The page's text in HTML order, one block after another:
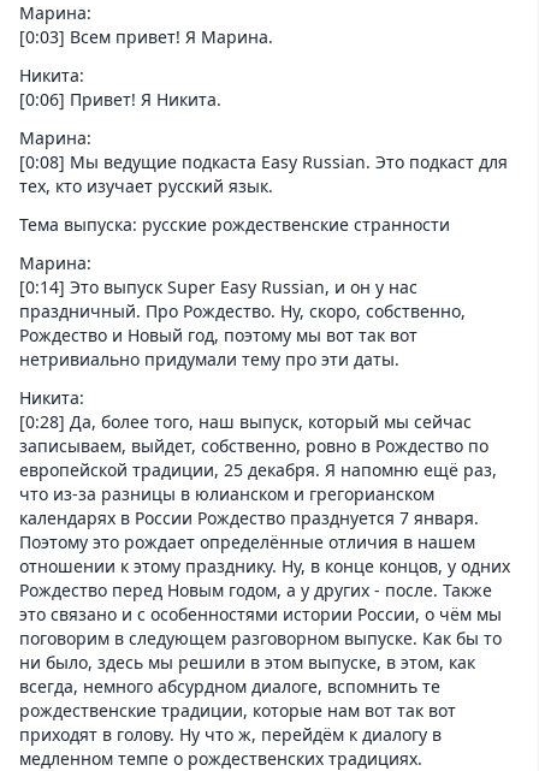
Марина:
[0:03] Всем привет! Я Марина.
Никита:
[0:06] Привет! Я Никита.
Марина:
[0:08] Мы ведущие подкаста Easy Russian. Это подкаст для
тех, кто изучает русский язык.
Тема выпуска: русские рождественские странности
Марина:
[0:14] Это выпуск Super Easy Russian, и он у нас
праздничный. Про Рождество. Ну, скоро, собственно,
Рождество и Новый год, поэтому мы вот так вот
нетривиально придумали тему про эти даты.
Никита:
[0:28] Да, более того, наш выпуск, который мы сейчас
записываем, выйдет, собственно, ровно в Рождество по
европейской традиции, 25 декабря. Я напомню ещё раз,
что из-за разницы в юлианском и грегорианском
календарях в России Рождество празднуется 7 января.
Поэтому это рождает определённые отличия в нашем
отношении к этому празднику. Ну, в конце концов, у одних
Рождество перед Новым годом, а у других - после. Также
это связано и с особенностями истории России, о чём мы
поговорим в следующем разговорном выпуске. Как бы то
ни было, здесь мы решили в этом выпуске, в этом, как
всегда, немного абсурдном диалоге, вспомнить те
рождественские традиции, которые нам вот так вот
приходят в голову. Ну что ж, перейдём к диалогу в
медленном темпе о рождественских традициях.